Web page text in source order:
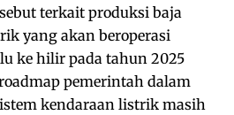
terkait produksi baja
yang akan beroperasi
ke hilir pada tahun 2025
pemerintah dalam
kendaraan listrik masih